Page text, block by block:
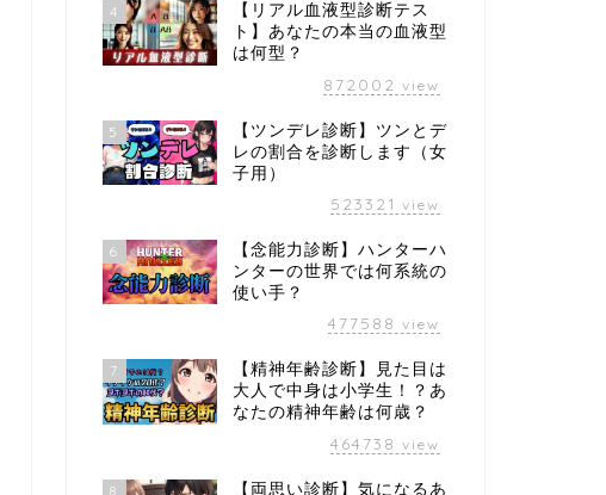
4
【リアル血液型診断テス
ト】あなたの本当の血液型
は何型？
872002 view
5
【ツンデレ診断】ツンとデ
レの割合を診断します（女
子用）
523321 view
6
【念能力診断】ハンターハ
ンターの世界では何系統の
使い手？
477588 view
7
【精神年齢診断】見た目は
大人で中身は小学生！？あ
なたの精神年齢は何歳？
464738 view
8
【両思い診断】気になるあ